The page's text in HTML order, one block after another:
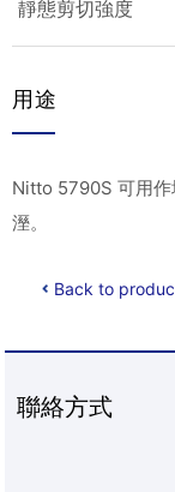
靜態剪切強度
用途
Nitto 5790S 可用作
溼。
Back to
聯絡方式